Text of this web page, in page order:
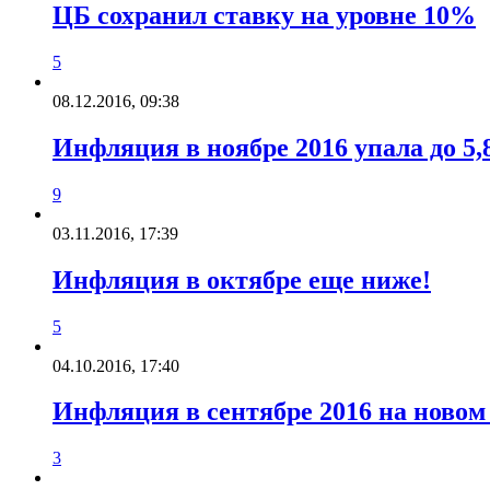
ЦБ сохранил ставку на уровне 10%
5
08.12.2016, 09:38
Инфляция в ноябре 2016 упала до
9
03.11.2016, 17:39
Инфляция в октябре еще ниже!
5
04.10.2016, 17:40
Инфляция в сентябре 2016 на
3